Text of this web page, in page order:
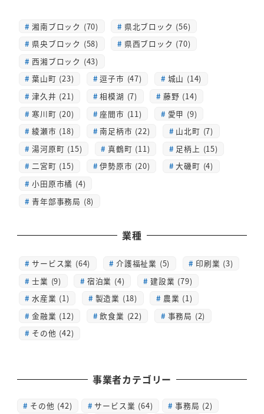
湘南ブロック (70)
県北ブロック (56)
県央ブロック (58)
県西ブロック (70)
西湘ブロック (43)
葉山町 (23)
逗子市 (47)
城山 (14)
津久井 (21)
相模湖 (7)
藤野 (14)
寒川町 (20)
座間市 (11)
愛甲 (9)
綾瀬市 (18)
南足柄市 (22)
山北町 (7)
湯河原町 (15)
真鶴町 (11)
足柄上 (15)
二宮町 (15)
伊勢原市 (20)
大磯町 (4)
小田原市橘 (4)
青年部事務局 (8)
業種
サービス業 (64) 介護福祉業 (5)
印刷業 (3)
士業 (9)
宿泊業 (4)
建設業 (79)
水産業 (1)
製造業 (18)
農業 (1)
金融業 (12)
飲食業 (22)
事務局 (2)
その他 (42)
事業者カテゴリー
その他 (42) サービス業 (64) 事務局 (2)